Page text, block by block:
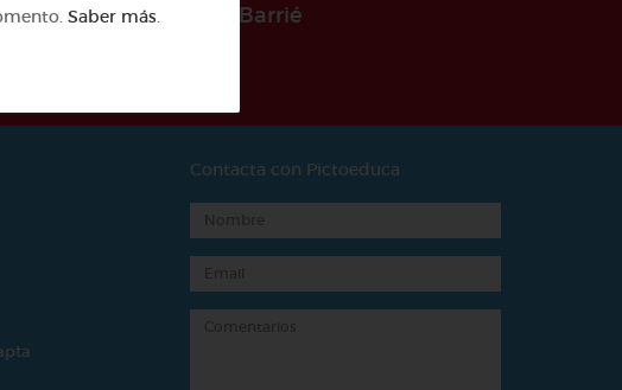
de la Fundación Barrié
Contacta con Pictoeduca
Saber más.